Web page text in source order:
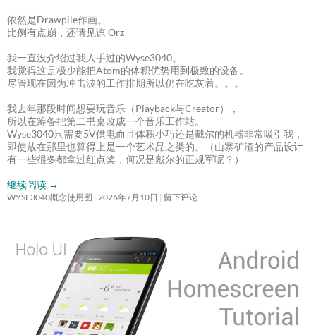
依然是Drawpile作画。
比例有点崩，还请见谅 Orz
我一直没介绍过我入手过的Wyse3040。
我觉得这是极少能把Atom的体积优势用到极致的设备。
尽管现在因为冲击波的工作排期所以仍在吃灰着。。。
我去年那段时间想要玩音乐（Playback与Creator），
所以在筹备把第二书桌改成一个音乐工作站。
Wyse3040只需要5V供电而且体积小巧还是戴尔的机器非常吸引我，
即使放在那里也算得上是一个艺术品之类的。（山寨矿渣的产品设计
有一些很多都拿过红点奖，何况是戴尔的正规军呢？）
继续阅读 →
WYSE3040概念使用图 2026年7月10日 留下评论